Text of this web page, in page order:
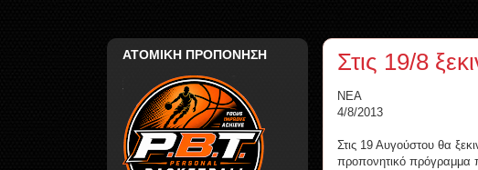
Στις 19/8
ΝΕΑ
4/8/2013
Στις 19 Αυγούστου θα
προπονητικό πρόγραμμα
ΑΤΟΜΙΚΗ ΠΡΟΠΟΝΗΣΗ